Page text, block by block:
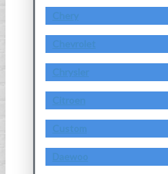
Chery
Chevrolet
Chrysler
Citroen
Custom
Daewoo